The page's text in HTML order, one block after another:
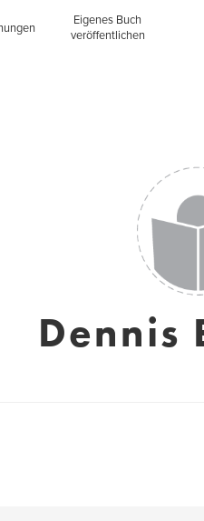
Eigenes Buch
veröffentlichen
Dennis